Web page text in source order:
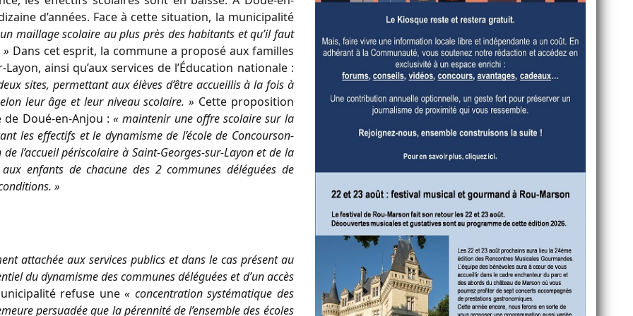
d’années. Face à cette situation, la municipalité
maillage scolaire au plus près des habitants et qu’il faut
Dans cet esprit, la commune a proposé aux familles
ainsi qu’aux services de l’Éducation nationale :
sites, permettant aux élèves d’être accueillis à la fois à
leur âge et leur niveau scolaire. » Cette proposition
de Doué-en-Anjou :« maintenir une offre scolaire sur la
les effectifs et le dynamisme de l’école de Concourson-
l’accueil périscolaire à Saint-Georges-sur-Layon et de la
enfants de chacune des 2 communes déléguées de
»
attachée aux services publics et dans le cas présent au
du dynamisme des communes déléguées et d’un accès
refuse une« concentration systématique des
persuadée que la pérennité de l’ensemble des écoles